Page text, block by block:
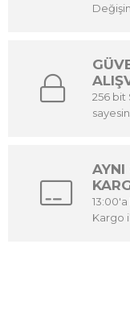
256 bit
AYNI
Kargo